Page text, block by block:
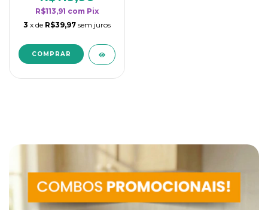
R$113,91 com Pix
3 x de R$39,97 sem juros